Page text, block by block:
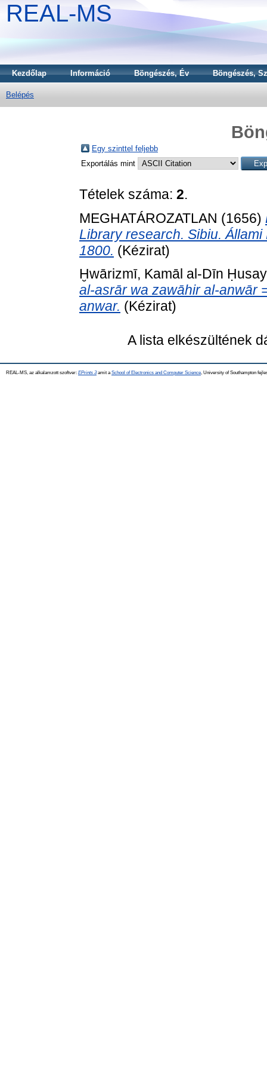
REAL-MS
Kezdőlap Információ Böngészés, Év Böngészés,
Belépés
Egy szinttel feljebb
Exportálás mint
Tételek száma: 2.
MEGHATÁROZATLAN (1656)
Library research. Sibiu.
1800. (Kézirat)
Ḫwārizmī, Kamāl al-Dīn
al-asrār wa zawāhir al-anwār
anwar. (Kézirat)
A lista elkészültének
REAL-MS, az alkalamzott szoftver: EPrints 3amit a School of Electronics and Computer Science , University of Southampton